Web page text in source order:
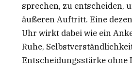
sprechen, zu entscheiden,
äußeren Auftritt. Eine
Uhr wirkt dabei wie ein
Ruhe,
Entscheidungsstärke ohne